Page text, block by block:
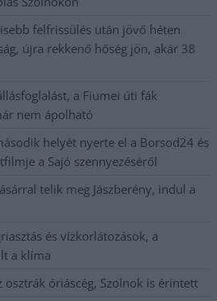
felfrissülés után jövő héten
újra rekkenő hőség jön, akár 38
a Fiumei úti fák
nem ápolható
helyét nyerte el a Borsod24 és
a Sajó szennyezéséről
telik meg Jászberény, indul a
és vízkorlátozások, a
a klíma
osztrák óriáscég, Szolnok is érintett